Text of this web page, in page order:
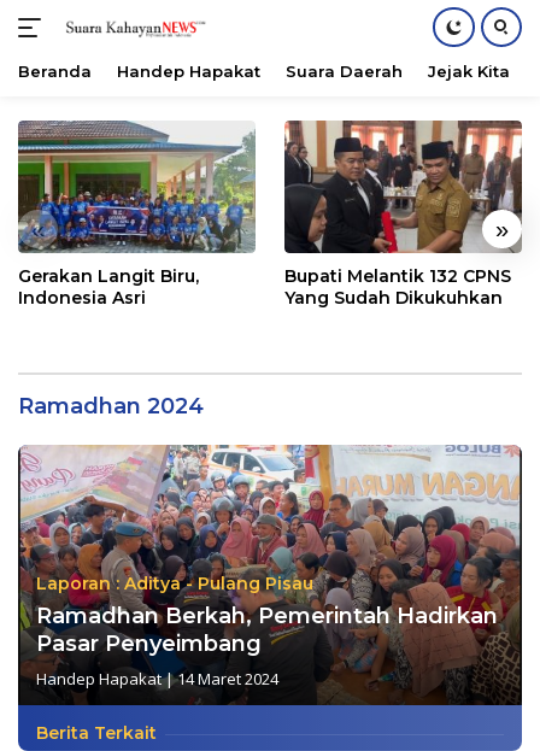
konten
Beranda Handep Hapakat Suara Daerah Jejak Kita
« »
Gerakan Langit Biru,
Indonesia Asri
Bupati Melantik 132 CPNS
Yang Sudah Dikukuhkan
Ramadhan 2024
Laporan : Aditya - Pulang Pisau
Ramadhan Berkah, Pemerintah Hadirkan
Pasar Penyeimbang
Handep Hapakat|14 Maret 2024
Berita Terkait